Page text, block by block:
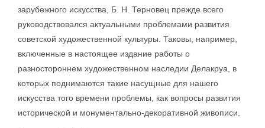
зарубежного искусства, Б. Н. Терновец прежде всего
руководствовался актуальными проблемами развития
советской художественной культуры. Таковы, например,
включенные в настоящее издание работы о
разностороннем художественном наследии Делакруа, в
которых поднимаются такие насущные для нашего
искусства того времени проблемы, как вопросы развития
исторической и монументально-декоративной живописи.